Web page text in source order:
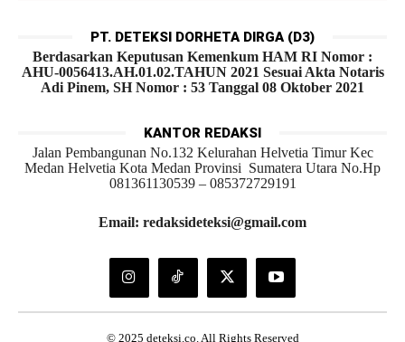
PT. DETEKSI DORHETA DIRGA (D3)
Berdasarkan Keputusan Kemenkum HAM RI Nomor :
AHU-0056413.AH.01.02.TAHUN 2021 Sesuai Akta Notaris
Adi Pinem, SH Nomor : 53 Tanggal 08 Oktober 2021
KANTOR REDAKSI
Jalan Pembangunan No.132 Kelurahan Helvetia Timur Kec
Medan Helvetia Kota Medan Provinsi Sumatera Utara No.Hp
081361130539 – 085372729191
Email: redaksideteksi@gmail.com
© 2025 deteksi.co. All Rights Reserved